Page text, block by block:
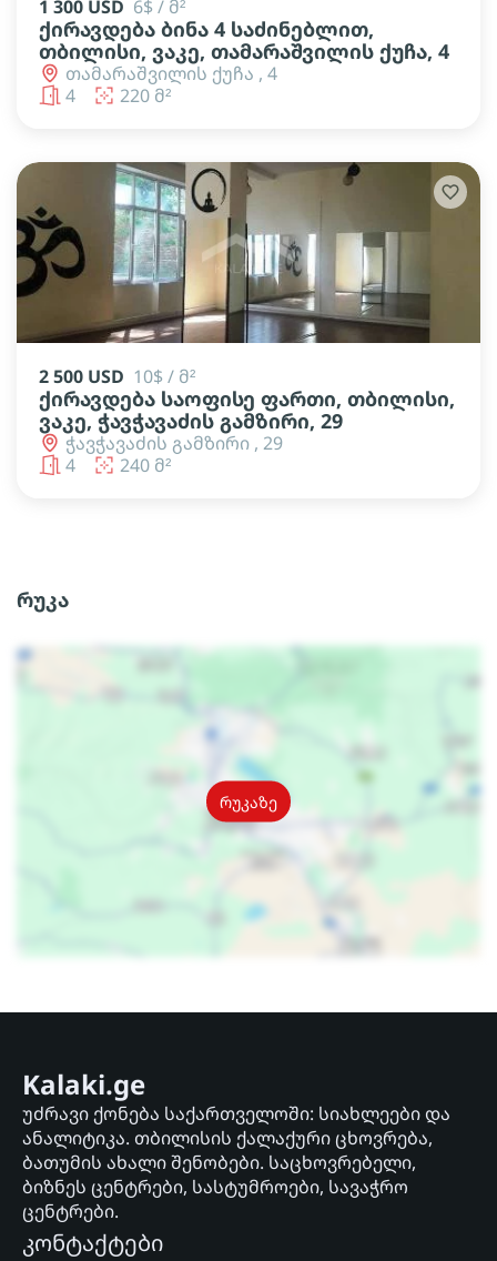
1 300 USD 6$ / მ²
ქირავდება ბინა 4 საძინებლით,
თბილისი, ვაკე, თამარაშვილის ქუჩა, 4
თამარაშვილის ქუჩა , 4
4
220 მ²
2 500 USD 10$ / მ²
ქირავდება საოფისე ფართი, თბილისი,
ვაკე, ჭავჭავაძის გამზირი, 29
ჭავჭავაძის გამზირი , 29
4
240 მ²
რუკა
რუკაზე
Kalaki.ge
უძრავი ქონება საქართველოში: სიახლეები და
ანალიტიკა. თბილისის ქალაქური ცხოვრება,
ბათუმის ახალი შენობები. საცხოვრებელი,
ბიზნეს ცენტრები, სასტუმროები, სავაჭრო
ცენტრები.
კონტაქტები